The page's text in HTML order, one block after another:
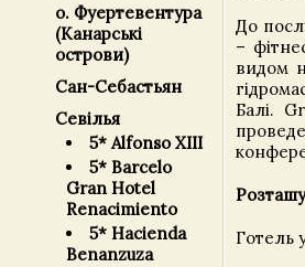
о. Фуертевентура
(Канарські
острови)
Сан-Себастьян
Севілья
5* Alfonso XIII
5* Barcelo
Gran Hotel
Renacimiento
5* Hacienda
Benanzuza
До
–
видом
Балі.
Готель